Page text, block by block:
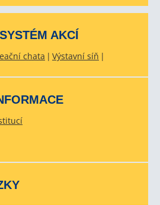
AKCÍ
chata Výstavní síň